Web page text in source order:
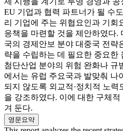
EU 기업과 협력 파트너가 될 수
리 기업에 주는 위협요인과 기회
응책을 마련할 것을 제안하였다.
국의 경제안보 분야 대중국 전략
략을 수립하는 데 필요한 중요한
첨단산업 분야의 위험 완화나 규
에서는 유럽 주요국과 발맞춰 나
되지 않도록 외교적·정치적 노력
을 강조하였다. 이에 대한 구체
겨 둔다.
영문요약